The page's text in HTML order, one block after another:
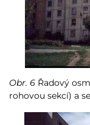
Obr. 6 Řadový
rohovou sekcí) a